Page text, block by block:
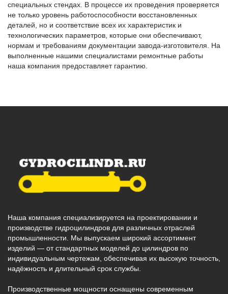
специальных стендах. В процессе их проведения проверяется
не только уровень работоспособности восстановленных
деталей, но и соответствие всех их характеристик и
технологических параметров, которые они обеспечивают,
нормам и требованиям документации завода-изготовителя. На
выполненные нашими специалистами ремонтные работы
наша компания предоставляет гарантию.
Наша компания специализируется на проектировании и
производстве гидроцилиндров для различных отраслей
промышленности. Мы выпускаем широкий ассортимент
изделий — от стандартных моделей до цилиндров по
индивидуальным чертежам, обеспечивая их высокую точность,
надёжность и длительный срок службы.
Производственные мощности оснащены современным